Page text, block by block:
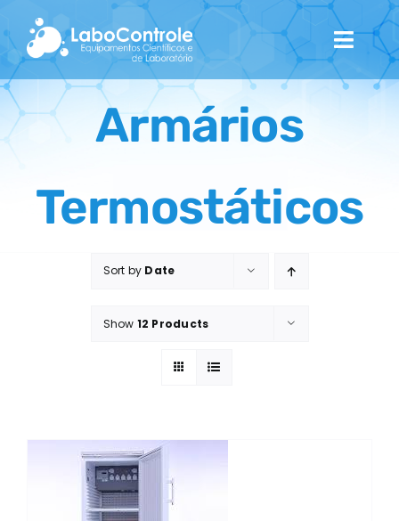
to
content
Home
Catálogo
Armários
Termostáticos
Sort by Date
Show 12 Products